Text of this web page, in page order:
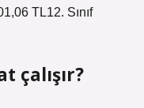
TL12. Sınıf
çalışır?